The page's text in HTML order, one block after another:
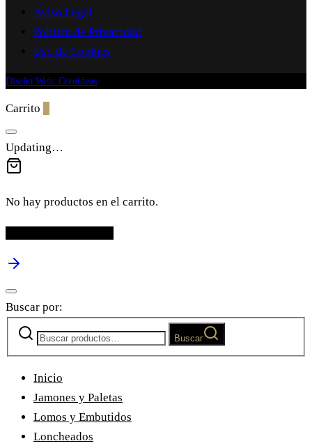
Aviso Legal
Política de Privacidad
Uso de Cookies
Diseño Web: Creoideas
Carrito
Updating…
No hay productos en el carrito.
Buscar por:
Buscar
Inicio
Jamones y Paletas
Lomos y Embutidos
Loncheados